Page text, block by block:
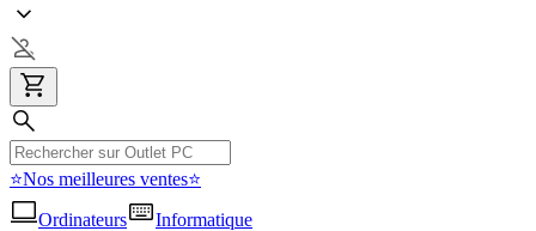
⭐Nos meilleures ventes⭐
Ordinateurs
Informatique